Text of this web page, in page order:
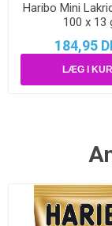
Haribo Mini
100 x 13
184,95